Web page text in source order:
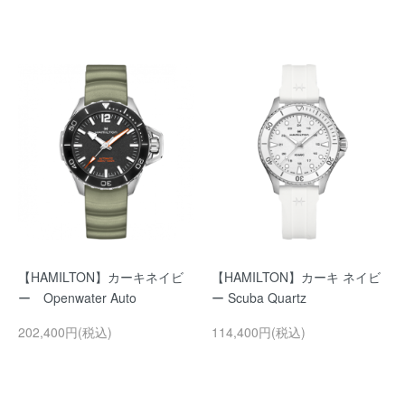
【HAMILTON】カーキネイビ
ー Openwater Auto
202,400円(税込)
【HAMILTON】カーキ ネイビ
ー Scuba Quartz
114,400円(税込)